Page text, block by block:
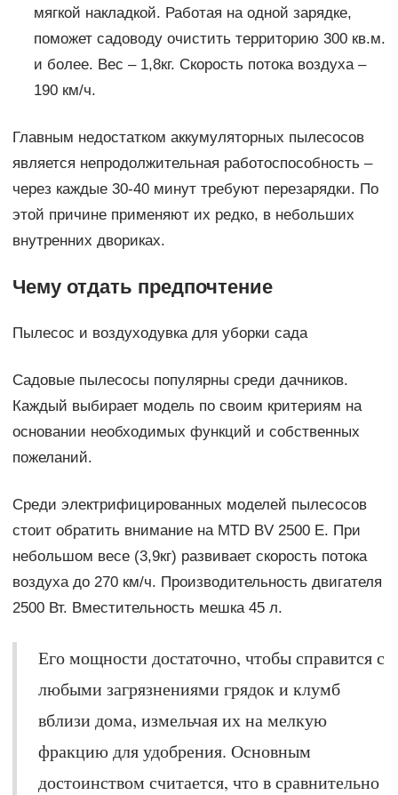
мягкой накладкой. Работая на одной зарядке,
поможет садоводу очистить территорию 300 кв.м.
и более. Вес – 1,8кг. Скорость потока воздуха –
190 км/ч.
Главным недостатком аккумуляторных пылесосов
является непродолжительная работоспособность –
через каждые 30-40 минут требуют перезарядки. По
этой причине применяют их редко, в небольших
внутренних двориках.
Чему отдать предпочтение
Пылесос и воздуходувка для уборки сада
Садовые пылесосы популярны среди дачников.
Каждый выбирает модель по своим критериям на
основании необходимых функций и собственных
пожеланий.
Среди электрифицированных моделей пылесосов
стоит обратить внимание на MTD BV 2500 E. При
небольшом весе (3,9кг) развивает скорость потока
воздуха до 270 км/ч. Производительность двигателя
2500 Вт. Вместительность мешка 45 л.
Его мощности достаточно, чтобы справится с
любыми загрязнениями грядок и клумб
вблизи дома, измельчая их на мелкую
фракцию для удобрения. Основным
достоинством считается, что в сравнительно